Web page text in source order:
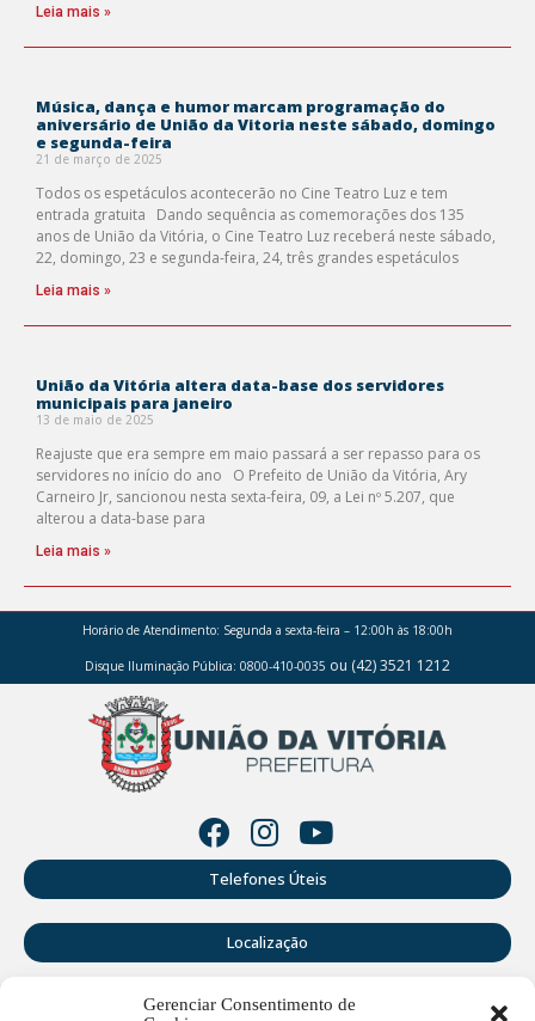
Gerenciar Consentimento de
Leia mais »
Música, dança e humor marcam programação do
aniversário de União da Vitoria neste sábado, domingo
e segunda-feira
21 de março de 2025
Todos os espetáculos acontecerão no Cine Teatro Luz e tem
entrada gratuita Dando sequência as comemorações dos 135
anos de União da Vitória, o Cine Teatro Luz receberá neste sábado,
22, domingo, 23 e segunda-feira, 24, três grandes espetáculos
Leia mais »
União da Vitória altera data-base dos servidores
municipais para janeiro
13 de maio de 2025
Reajuste que era sempre em maio passará a ser repasso para os
servidores no início do ano O Prefeito de União da Vitória, Ary
Carneiro Jr, sancionou nesta sexta-feira, 09, a Lei nº 5.207, que
alterou a data-base para
Leia mais »
Horário de Atendimento: Segunda a sexta-feira – 12:00h às 18:00h
Disque Iluminação Pública: 0800-410-0035 ou (42) 3521 1212
Telefones Úteis
Localização
Perguntas Frequentes